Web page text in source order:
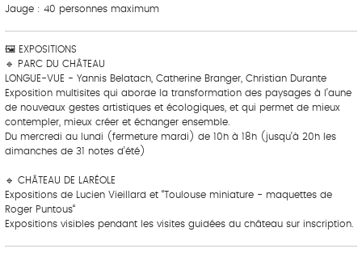
Jauge : 40 personnes maximum
🖼 EXPOSITIONS
🔹 PARC DU CHÂTEAU
LONGUE-VUE - Yannis Belatach, Catherine Branger, Christian Durante
Exposition multisites qui aborde la transformation des paysages à l’aune
de nouveaux gestes artistiques et écologiques, et qui permet de mieux
contempler, mieux créer et échanger ensemble.
Du mercredi au lundi (fermeture mardi) de 10h à 18h (jusqu’à 20h les
dimanches de 31 notes d’été)
🔹 CHÂTEAU DE LARÉOLE
Expositions de Lucien Vieillard et “Toulouse miniature - maquettes de
Roger Puntous“
Expositions visibles pendant les visites guidées du château sur inscription.